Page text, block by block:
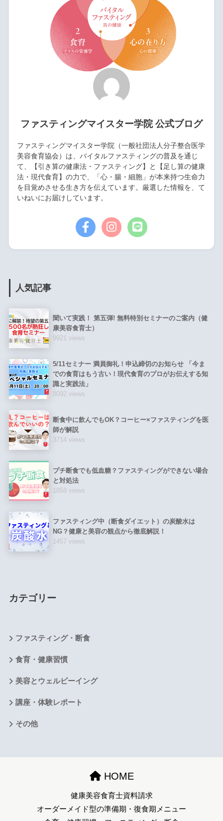
ファスティングマイスター学院 公式ブログ
ファスティングマイスター学院（一般社団法人分子整合医学
美容食育協会）は、バイタルファスティングの普及を通じ
て、【引き算の健康法・ファスティング】と【足し算の健康
法・現代食育】の力で、「心・腸・細胞」が本来持つ生命力
を目覚めさせる生き方を伝えています。厳選した情報を、て
いねいにお届けしています。
人気記事
聞いて実践！ 第五弾! 無料特別セミナーのご案内（健
康美容食育士）
9921 views
5/11セミナー 満員御礼！申込締切のお知らせ 「今ま
での食育はもう古い！現代食育のプロがお伝えする知
識と実践法」
8092 views
断食中に飲んでもOK？コーヒー×ファスティングを医
師が解説
3714 views
プチ断食でも低血糖？ファスティングができない場合
と対処法
1858 views
ファスティング中（断食ダイエット）の炭酸水は
NG？健康と美容の観点から徹底解説！
1457 views
カテゴリー
ファスティング・断食
食育・健康習慣
美容とウェルビーイング
講座・体験レポート
その他
HOME
健康美容食育士資料請求
オーダーメイド型の準備期・復食期メニュー